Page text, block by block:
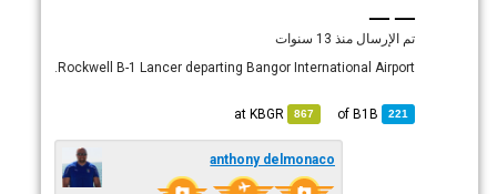
— —
تم الإرسال منذ 13 سنوات
Rockwell B-1 Lancer departing Bangor International Airport.
221
B1B
867
KBGR
anthony delmonaco